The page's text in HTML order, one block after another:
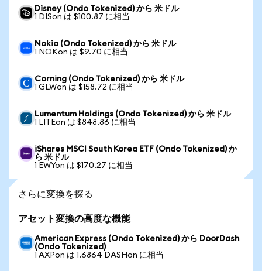
Disney (Ondo Tokenized) から 米ドル
1 DISon は $100.87 に相当
Nokia (Ondo Tokenized) から 米ドル
1 NOKon は $9.70 に相当
Corning (Ondo Tokenized) から 米ドル
1 GLWon は $158.72 に相当
Lumentum Holdings (Ondo Tokenized) から 米ドル
1 LITEon は $848.86 に相当
iShares MSCI South Korea ETF (Ondo Tokenized) か
ら 米ドル
1 EWYon は $170.27 に相当
さらに変換を探る
アセット変換の高度な機能
American Express (Ondo Tokenized) から DoorDash
(Ondo Tokenized)
1 AXPon は 1.6864 DASHon に相当